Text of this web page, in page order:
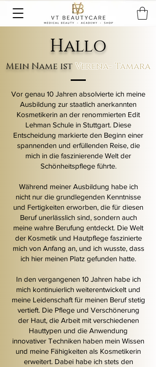
Hallo
Mein Name ist Verena- Tamara
Vor genau 10 Jahren absolvierte ich meine
Ausbildung zur staatlich anerkannten
Kosmetikerin an der renommierten Edit
Lehman Schule in Stuttgart. Diese
Entscheidung markierte den Beginn einer
spannenden und erfüllenden Reise, die
mich in die faszinierende Welt der
Schönheitspflege führte.
Während meiner Ausbildung habe ich
nicht nur die grundlegenden Kenntnisse
und Fertigkeiten erworben, die für diesen
Beruf unerlässlich sind, sondern auch
meine wahre Berufung entdeckt. Die Welt
der Kosmetik und Hautpflege faszinierte
mich von Anfang an, und ich wusste, dass
ich hier meinen Platz gefunden hatte.
In den vergangenen 10 Jahren habe ich
mich kontinuierlich weiterentwickelt und
meine Leidenschaft für meinen Beruf stetig
vertieft. Die Pflege und Verschönerung
der Haut, die Arbeit mit verschiedenen
Hauttypen und die Anwendung
innovativer Techniken haben mein Wissen
und meine Fähigkeiten als Kosmetikerin
erweitert. Dabei habe ich stets den